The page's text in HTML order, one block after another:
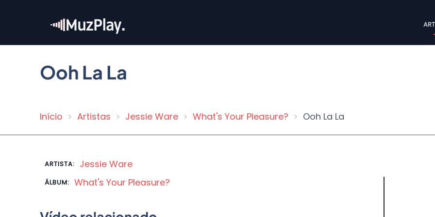
conteúdo
Ooh La La
Trilha
navegação
Início Artistas Jessie Ware What's Your Pleasure? Ooh La La
ARTISTA: Jessie Ware
ÁLBUM: What's Your Pleasure?